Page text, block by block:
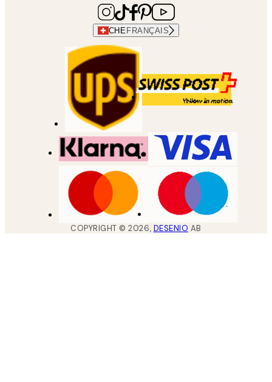
CHE FRANÇAIS
COPYRIGHT ©2026, DESENIO AB